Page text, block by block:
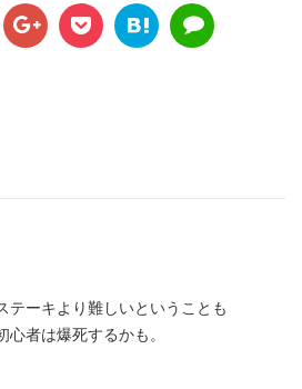
テーキより難しいということも
者は爆死するかも。